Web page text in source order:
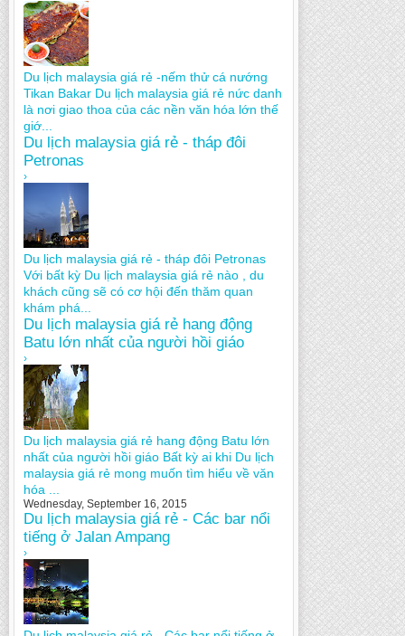
Du lịch malaysia giá rẻ -nếm thử cá nướng
Tikan Bakar Du lịch malaysia giá rẻ nức danh
là nơi giao thoa của các nền văn hóa lớn thế
giớ...
Du lịch malaysia giá rẻ - tháp đôi
Petronas
›
Du lịch malaysia giá rẻ - tháp đôi Petronas
Với bất kỳ Du lịch malaysia giá rẻ nào , du
khách cũng sẽ có cơ hội đến thăm quan
khám phá...
Du lịch malaysia giá rẻ hang động
Batu lớn nhất của người hồi giáo
›
Du lịch malaysia giá rẻ hang động Batu lớn
nhất của người hồi giáo Bất kỳ ai khi Du lịch
malaysia giá rẻ mong muốn tìm hiểu về văn
hóa ...
Wednesday, September 16, 2015
Du lịch malaysia giá rẻ - Các bar nổi
tiếng ở Jalan Ampang
›